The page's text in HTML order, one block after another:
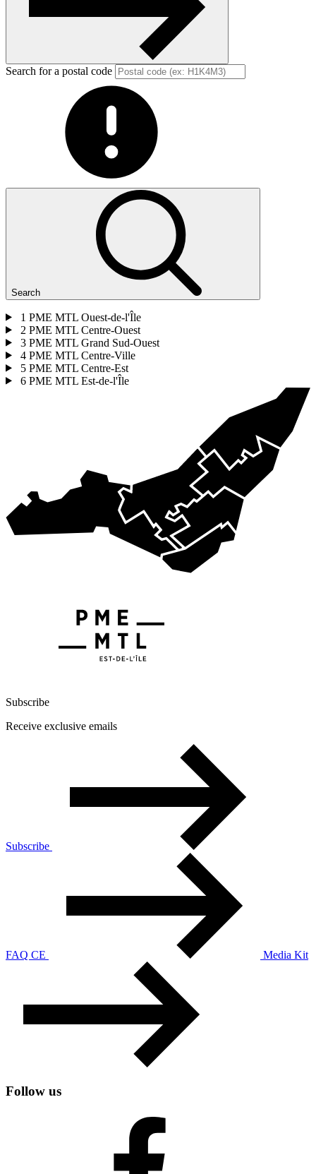
Search for a postal code
Search
1 PME MTL Ouest-de-l'Île
2 PME MTL Centre-Ouest
3 PME MTL Grand Sud-Ouest
4 PME MTL Centre-Ville
5 PME MTL Centre-Est
6 PME MTL Est-de-l'Île
Subscribe
Receive exclusive emails
Subscribe
FAQ CE Media Kit
Follow us